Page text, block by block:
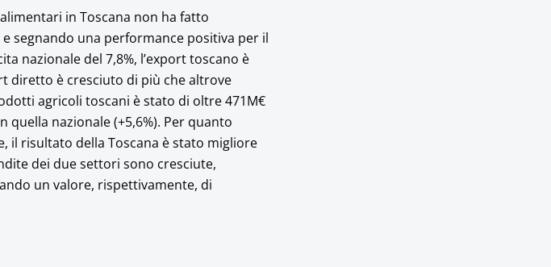
in Toscana non ha fatto
segnando una performance positiva per il
nazionale del 7,8%, l’export toscano è
diretto è cresciuto di più che altrove
agricoli toscani è stato di oltre 471M€
quella nazionale (+5,6%). Per quanto
il risultato della Toscana è stato migliore
dei due settori sono cresciute,
un valore, rispettivamente, di